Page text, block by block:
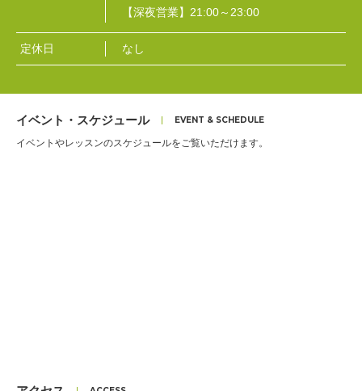
【深夜営業】21:00～23:00
定休日 なし
イベント・スケジュール
イベントやレッスンのスケジュールをご覧いただけます。